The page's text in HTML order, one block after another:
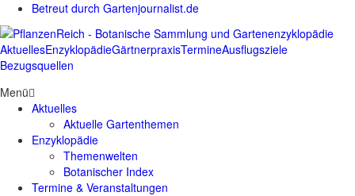
Betreut durch Gartenjournalist.de
AktuellesEnzyklopädieGärtnerpraxisTermineAusflugsziele
Bezugsquellen
Menü
Aktuelles
Aktuelle Gartenthemen
Enzyklopädie
Themenwelten
Botanischer Index
Termine & Veranstaltungen